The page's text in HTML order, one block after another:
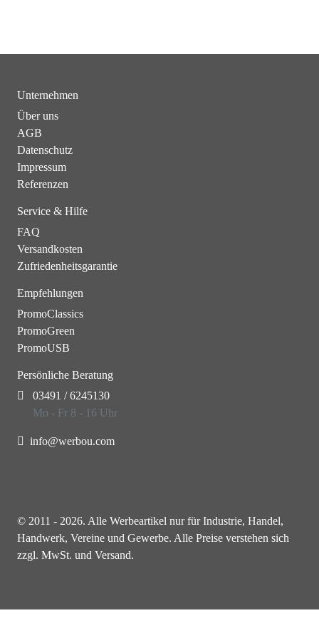
Unternehmen
Über uns
AGB
Datenschutz
Impressum
Referenzen
Service & Hilfe
FAQ
Versandkosten
Zufriedenheitsgarantie
Empfehlungen
PromoClassics
PromoGreen
PromoUSB
Persönliche Beratung
03491 / 6245130
Mo - Fr 8 - 16 Uhr
info@werbou.com
© 2011 - 2026. Alle Werbeartikel nur für Industrie, Handel,
Handwerk, Vereine und Gewerbe. Alle Preise verstehen sich
zzgl. MwSt. und Versand.